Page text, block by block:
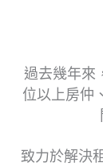
過去幾年來
位以上房仲
致力於解決